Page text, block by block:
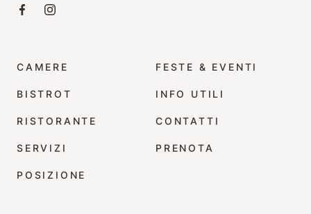
Clicca qui per visitare la pagina Facebook
Clicca qui per visitare il profilo Instagram
CAMERE
BISTROT
RISTORANTE
SERVIZI
POSIZIONE
FESTE & EVENTI
INFO UTILI
CONTATTI
PRENOTA